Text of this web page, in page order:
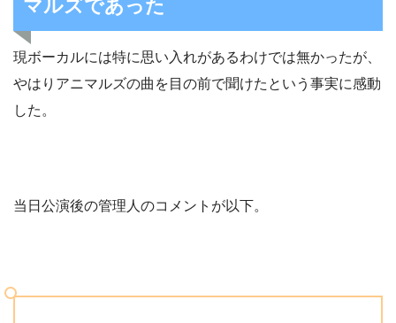
マルズであった
現ボーカルには特に思い入れがあるわけでは無かったが、
やはりアニマルズの曲を目の前で聞けたという事実に感動
した。
当日公演後の管理人のコメントが以下。